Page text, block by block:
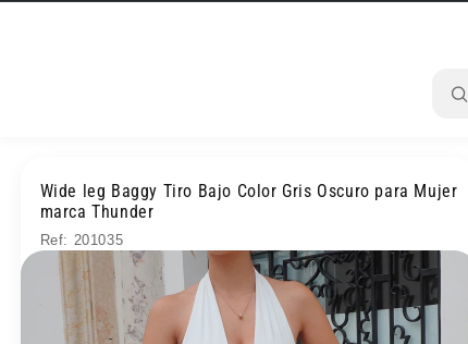
Ir
Wide leg Baggy Tiro Bajo Color Gris Oscuro para Mujer
marca Thunder
Ref: 201035